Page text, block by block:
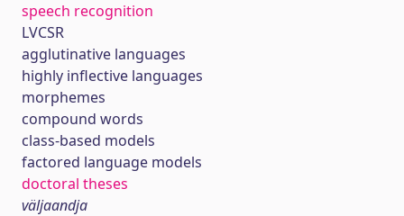
speech recognition
LVCSR
agglutinative languages
highly inflective languages
morphemes
compound words
class-based models
factored language models
doctoral theses
väljaandja